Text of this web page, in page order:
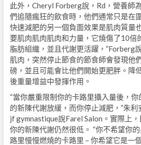
此外，Cheryl Forberg說，Rd，營養師
們追隨瘋狂的飲食時，他們通常只是在
快速減肥的另一個負面效果是肌肉質量
要肌肉肌肉肌肉和力量，它燒傷了10倍
脂肪組織，並且代謝更活躍，”Forberg
肌肉，突然停止節食的節食師會發現他
磅，並且可能會比他們開始更肥胖。降
後重量增益中發揮作用。
“當你嚴重限制你的卡路里攝入量後，
的新陳代謝放緩，而你停止減肥，”朱
jf gymnastique說Farel Salon。實際上，
你的新陳代謝仍然很低。 “你不希望你
路里慢慢燃燒的卡路里 – 你希望它是一